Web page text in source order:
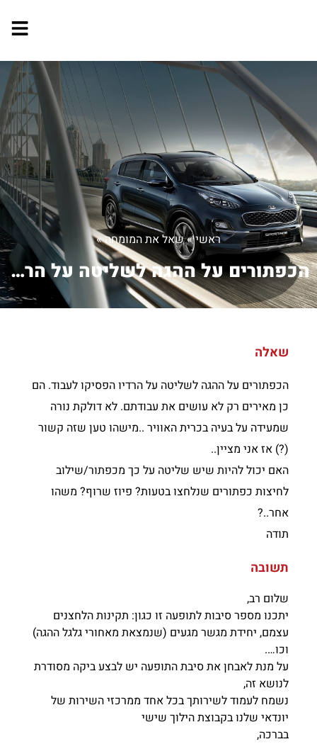
ראשי»שאל את המומחה»
הכפתורים על ההגה לשליטה על הרדיו הפסי...
שאלה
הכפתורים על ההגה לשליטה על הרדיו הפסיקו לעבוד. הם
כן מאירים רק לא עושים את עבודתם. לא דולקת נורה
שמעידה על בעיה בכרית האוויר ..מישהו טען שזה קשור
(?) אז אני מציין..
האם יכול להיות שיש שליטה על כך מכפתור/שילוב
לחיצות כפתורים שנלחצו בטעות? פיוז שרוף? משהו
אחר..?
תודה
תשובה
שלום רב,
יתכנו מספר סיבות לתופעה זו כגון: תקינות הלחצנים
עצמם, יחידת מגשר מגעים (שנמצאת מאחורי גלגל ההגה)
וכו….
על מנת לאבחן את סיבת התופעה יש לבצע ביקה מסודרת
לנושא זה,
נשמח לעמוד לשירותך בכל אחד ממרכזי השירות של
יונדאי שלנו בקבוצת הילוך שישי
בברכה,